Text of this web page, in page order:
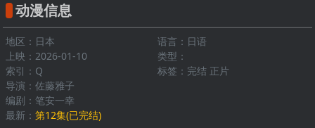
动漫信息
地区：日本
语言：日语
上映：2026-01-10
类型：
索引：Q
标签：完结 正片
导演：佐藤雅子
编剧：笔安一幸
最新： 第12集(已完结)